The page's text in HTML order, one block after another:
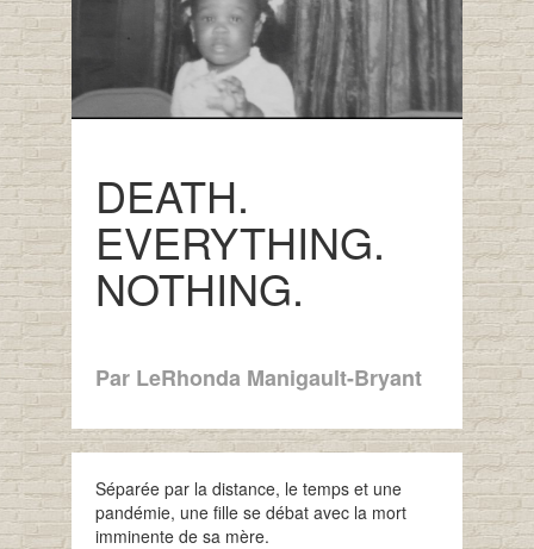
DEATH.
EVERYTHING.
NOTHING.
Par LeRhonda Manigault-Bryant
Séparée par la distance, le temps et une
pandémie, une fille se débat avec la mort
imminente de sa mère.